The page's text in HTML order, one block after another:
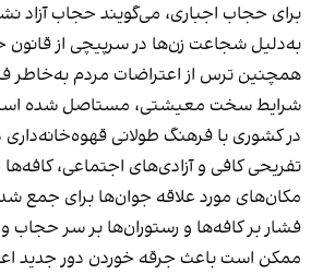
برای حجاب اجباری، می‌گویند حجاب آزاد
به‌دلیل شجاعت زن‌ها در سرپیچی از قانون
همچنین ترس از اعتراضات مردم به‌خاطر
شرایط سخت معیشتی، مستاصل شده
در کشوری با فرهنگ طولانی قهوه‌‌خانه‌داری
تفریحی کافی و آزادی‌های اجتماعی،
مکان‌های مورد علاقه جوان‌ها برای جمع
فشار بر کافه‌ها و رستوران‌ها بر سر حجاب و
ممکن است باعث جرقه خوردن دور جدید